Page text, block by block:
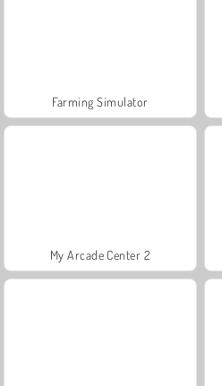
Farming Simulator
My Arcade Center 2